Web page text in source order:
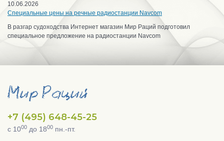
10.06.2026
Специальные цены на речные радиостанции Navcom
В разгар судоходства Интернет магазин Мир Раций подготовил
специальное предложение на радиостанции Navcom
+7 (495) 648-45-25
с 1000 до 1800 пн.-пт.